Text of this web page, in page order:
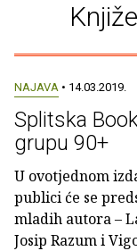
NAJAVA • 14.03.2019.
Splitska
grupu 90+
U ovotjednom
publici će se
mladih autora –
Josip Razum i